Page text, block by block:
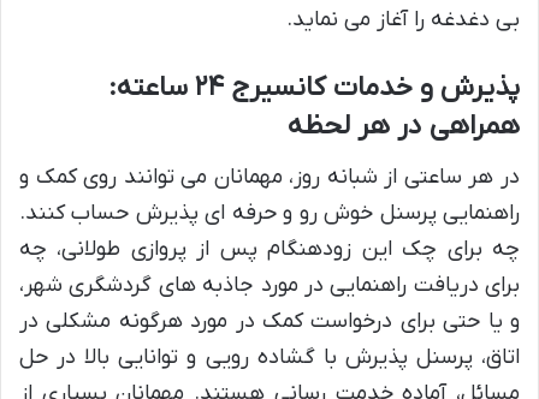
بی دغدغه را آغاز می نماید.
پذیرش و خدمات کانسیرج ۲۴ ساعته:
همراهی در هر لحظه
در هر ساعتی از شبانه روز، مهمانان می توانند روی کمک و
راهنمایی پرسنل خوش رو و حرفه ای پذیرش حساب کنند.
چه برای چک این زودهنگام پس از پروازی طولانی، چه
برای دریافت راهنمایی در مورد جاذبه های گردشگری شهر،
و یا حتی برای درخواست کمک در مورد هرگونه مشکلی در
اتاق، پرسنل پذیرش با گشاده رویی و توانایی بالا در حل
مسائل، آماده خدمت رسانی هستند. مهمانان بسیاری از